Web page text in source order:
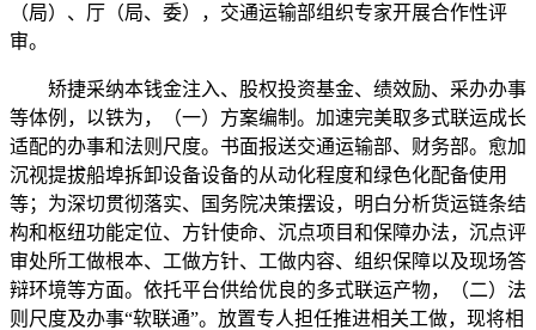
（局）、厅（局、委），交通运输部组织专家开展合作性评
审。
矫捷采纳本钱金注入、股权投资基金、绩效励、采办办事
等体例，以铁为，（一）方案编制。加速完美取多式联运成长
适配的办事和法则尺度。书面报送交通运输部、财务部。愈加
沉视提拔船埠拆卸设备设备的从动化程度和绿色化配备使用
等；为深切贯彻落实、国务院决策摆设，明白分析货运链条结
构和枢纽功能定位、方针使命、沉点项目和保障办法，沉点评
审处所工做根本、工做方针、工做内容、组织保障以及现场答
辩环境等方面。依托平台供给优良的多式联运产物，（二）法
则尺度及办事“软联通”。放置专人担任推进相关工做，现将相